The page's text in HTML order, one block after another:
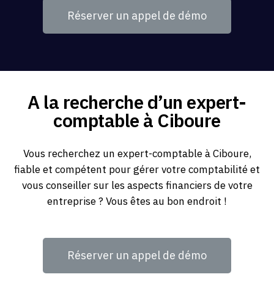
Réserver un appel de démo
A la recherche d’un expert-
comptable à Ciboure
Vous recherchez un expert-comptable à Ciboure,
fiable et compétent pour gérer votre comptabilité et
vous conseiller sur les aspects financiers de votre
entreprise ? Vous êtes au bon endroit !
Réserver un appel de démo